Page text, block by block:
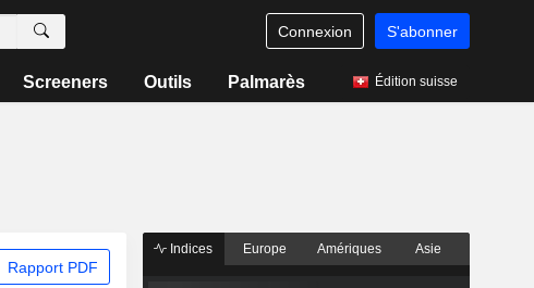
Connexion S'abonner
Screeners Outils Palmarès Édition suisse
Rapport PDF
Indices Europe Amériques Asie